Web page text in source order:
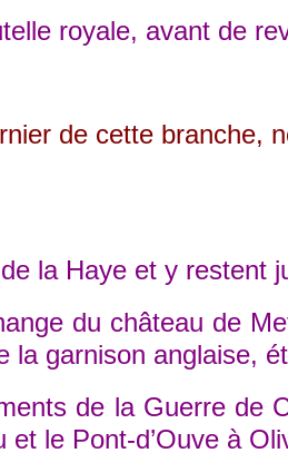
royale, avant de
de cette branche,
la Haye et y restent
du château de
garnison
de la Guerre de
le Pont-d’Ouve à